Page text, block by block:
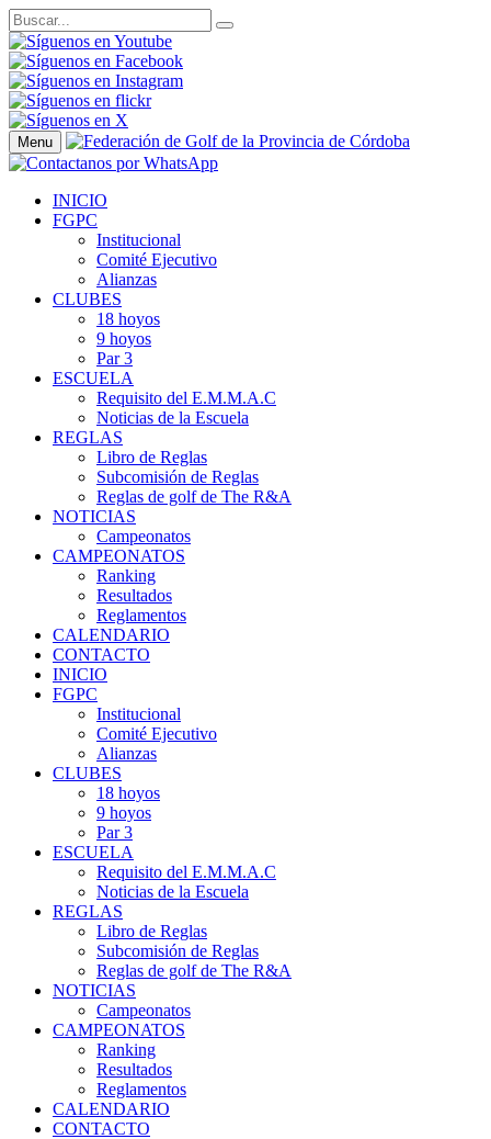
Menu
INICIO
FGPC
Institucional
Comité Ejecutivo
Alianzas
CLUBES
18 hoyos
9 hoyos
Par 3
ESCUELA
Requisito del E.M.M.A.C
Noticias de la Escuela
REGLAS
Libro de Reglas
Subcomisión de Reglas
Reglas de golf de The R&A
NOTICIAS
Campeonatos
CAMPEONATOS
Ranking
Resultados
Reglamentos
CALENDARIO
CONTACTO
INICIO
FGPC
Institucional
Comité Ejecutivo
Alianzas
CLUBES
18 hoyos
9 hoyos
Par 3
ESCUELA
Requisito del E.M.M.A.C
Noticias de la Escuela
REGLAS
Libro de Reglas
Subcomisión de Reglas
Reglas de golf de The R&A
NOTICIAS
Campeonatos
CAMPEONATOS
Ranking
Resultados
Reglamentos
CALENDARIO
CONTACTO